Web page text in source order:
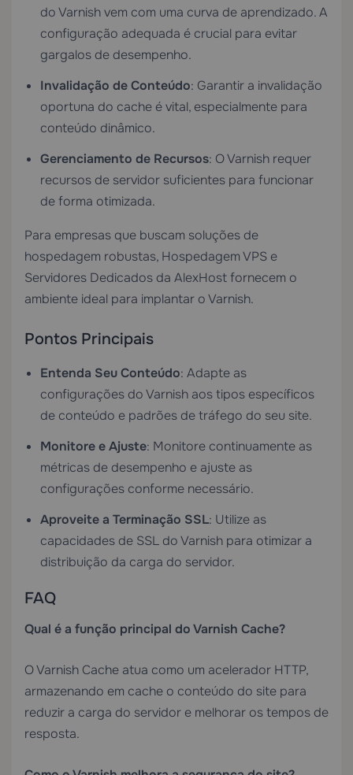
do Varnish vem com uma curva de aprendizado. A
configuração adequada é crucial para evitar
gargalos de desempenho.
Invalidação de Conteúdo: Garantir a invalidação
oportuna do cache é vital, especialmente para
conteúdo dinâmico.
Gerenciamento de Recursos: O Varnish requer
recursos de servidor suficientes para funcionar
de forma otimizada.
Para empresas que buscam soluções de
hospedagem robustas, Hospedagem VPS e
Servidores Dedicados da AlexHost fornecem o
ambiente ideal para implantar o Varnish.
Pontos Principais
Entenda Seu Conteúdo: Adapte as
configurações do Varnish aos tipos específicos
de conteúdo e padrões de tráfego do seu site.
Monitore e Ajuste: Monitore continuamente as
métricas de desempenho e ajuste as
configurações conforme necessário.
Aproveite a Terminação SSL: Utilize as
capacidades de SSL do Varnish para otimizar a
distribuição da carga do servidor.
FAQ
Qual é a função principal do Varnish Cache?
O Varnish Cache atua como um acelerador HTTP,
armazenando em cache o conteúdo do site para
reduzir a carga do servidor e melhorar os tempos de
resposta.